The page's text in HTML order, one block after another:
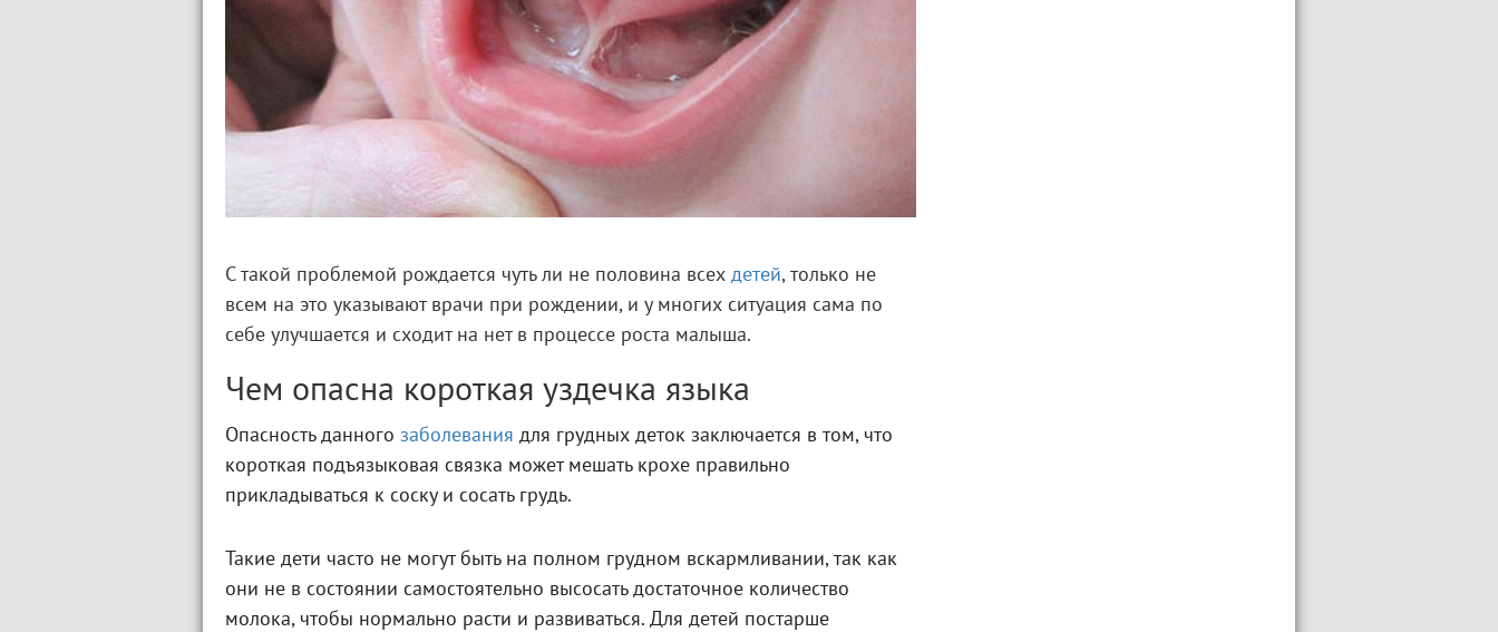
С такой проблемой рождается чуть ли не половина всех детей, только не
всем на это указывают врачи при рождении, и у многих ситуация сама по
себе улучшается и сходит на нет в процессе роста малыша.
Чем опасна короткая уздечка языка
Опасность данного заболевания для грудных деток заключается в том, что
короткая подъязыковая связка может мешать крохе правильно
прикладываться к соску и сосать грудь.
Такие дети часто не могут быть на полном грудном вскармливании, так как
они не в состоянии самостоятельно высосать достаточное количество
молока, чтобы нормально расти и развиваться. Для детей постарше